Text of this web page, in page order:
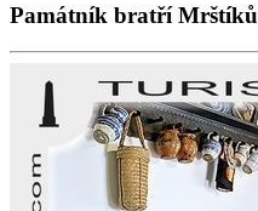
Památník bratří Mrštíků